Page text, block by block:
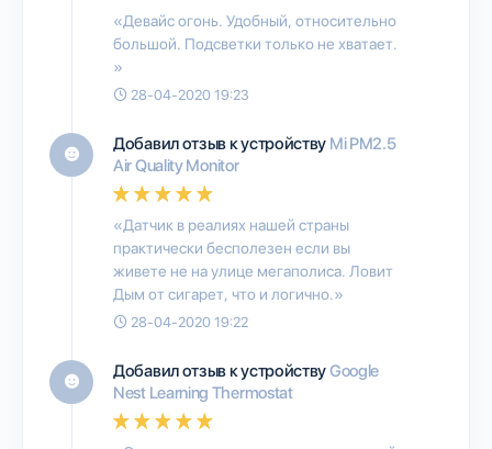
«Девайс огонь. Удобный, относительно
большой. Подсветки только не хватает.
»
28-04-2020 19:23
Добавил отзыв к устройству Mi PM2.5
Air Quality Monitor
«Датчик в реалиях нашей страны
практически бесполезен если вы
живете не на улице мегаполиса. Ловит
Дым от сигарет, что и логично.»
28-04-2020 19:22
Добавил отзыв к устройствуGoogle
Nest Learning Thermostat